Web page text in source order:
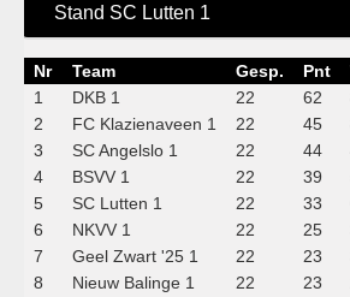
Stand SC Lutten 1
Nr Team Gesp. Pnt
1
DKB 1 22 62
2
FC Klazienaveen 1 22 45
3
SC Angelslo 1 22 44
4
BSVV 1 22 39
5
SC Lutten 1 22 33
6
NKVV 1 22 25
7
Geel Zwart '25 1 22 23
8
Nieuw Balinge 1 22 23